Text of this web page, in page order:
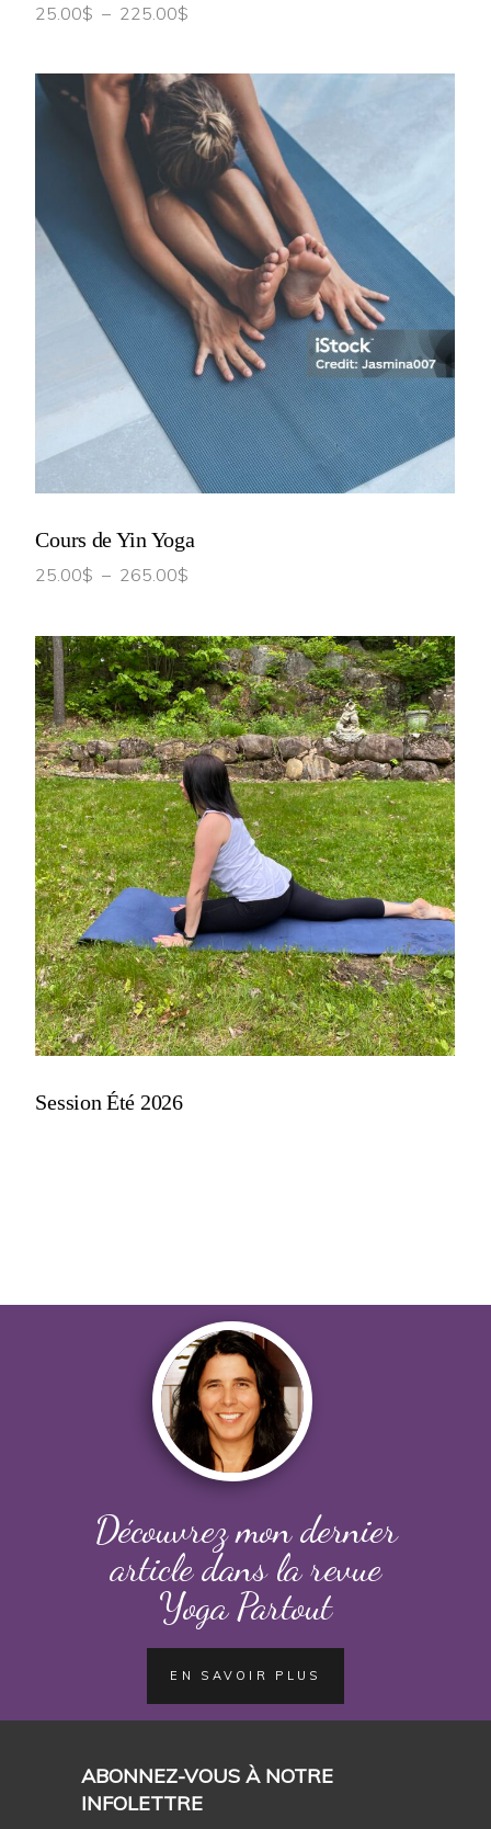
25.00$ – 225.00$
à
225.00$
CHOIX DES OPTIONS
Cours de Yin Yoga
25.00$ – 265.00$
à
265.00$
CONTINUER LA LECTURE
Session Été 2026
Découvrez mon dernier
article dans la revue
Yoga Partout
EN SAVOIR PLUS
ABONNEZ-VOUS À NOTRE
INFOLETTRE